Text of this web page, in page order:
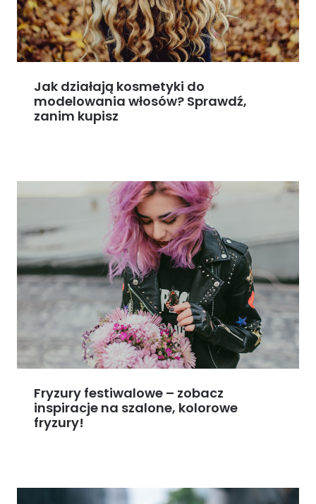
Jak działają kosmetyki do
modelowania włosów? Sprawdź,
zanim kupisz
Fryzury festiwalowe – zobacz
inspiracje na szalone, kolorowe
fryzury!